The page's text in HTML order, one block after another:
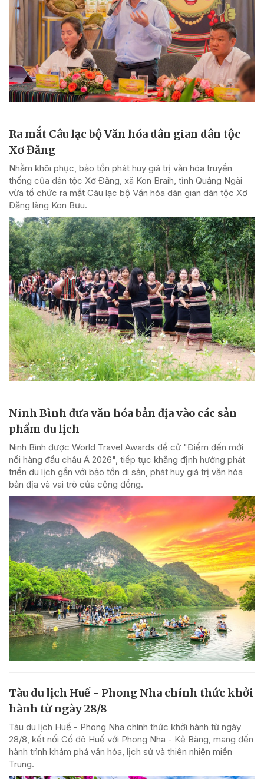
Ra mắt Câu lạc bộ Văn hóa dân gian dân tộc
Xơ Đăng
Nhằm khôi phục, bảo tồn phát huy giá trị văn hóa truyền
thống của dân tộc Xơ Đăng, xã Kon Braih, tỉnh Quảng Ngãi
vừa tổ chức ra mắt Câu lạc bộ Văn hóa dân gian dân tộc Xơ
Đăng làng Kon Bưu.
Ninh Bình đưa văn hóa bản địa vào các sản
phẩm du lịch
Ninh Bình được World Travel Awards đề cử "Điểm đến mới
nổi hàng đầu châu Á 2026", tiếp tục khẳng định hướng phát
triển du lịch gắn với bảo tồn di sản, phát huy giá trị văn hóa
bản địa và vai trò của cộng đồng.
Tàu du lịch Huế - Phong Nha chính thức khởi
hành từ ngày 28/8
Tàu du lịch Huế - Phong Nha chính thức khởi hành từ ngày
28/8, kết nối Cố đô Huế với Phong Nha - Kẻ Bàng, mang đến
hành trình khám phá văn hóa, lịch sử và thiên nhiên miền
Trung.